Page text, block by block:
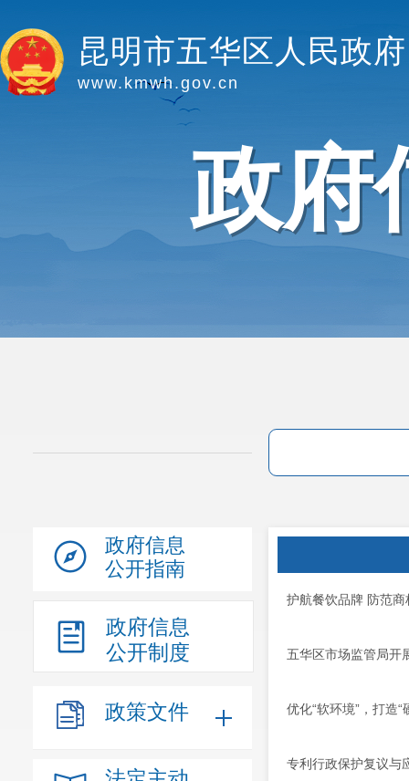
昆明市五华区人民政府
www.kmwh.gov.cn
政府
政府信息
公开指南
政府信息
公开制度
政策文件
护航餐饮品牌 防范
五华区市场监管局开
优化“软环境”，打造“
专利行政保护复议与